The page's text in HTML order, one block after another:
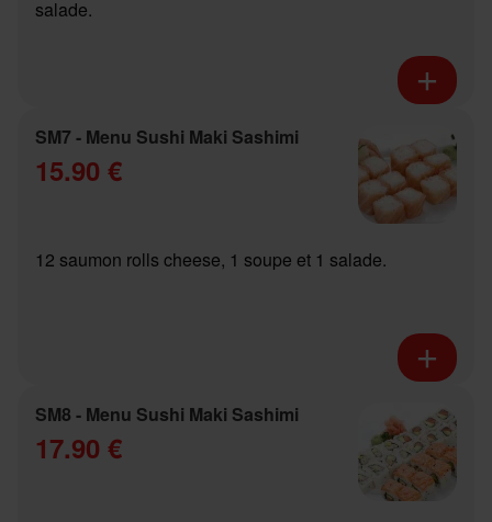
salade.
SM7 - Menu Sushi Maki Sashimi
15.90 €
12 saumon rolls cheese, 1 soupe et 1 salade.
SM8 - Menu Sushi Maki Sashimi
17.90 €